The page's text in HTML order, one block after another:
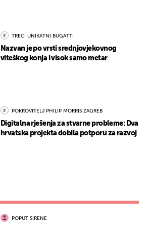
TREĆI UNIKATNI BUGATTI
Nazvan je po vrsti srednjovjekovnog
viteškog konja i visok samo metar
POKROVITELJ PHILIP MORRIS ZAGREB
Digitalna rješenja za stvarne probleme: Dva
hrvatska projekta dobila potporu za razvoj
POPUT SIRENE